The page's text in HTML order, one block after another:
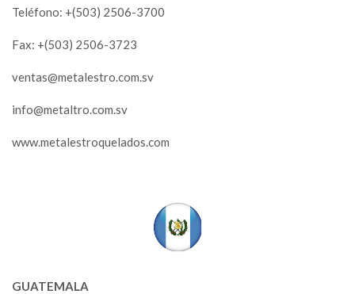
Teléfono: +(503) 2506-3700
Fax: +(503) 2506-3723
ventas@metalestro.com.sv
info@metaltro.com.sv
www.metalestroquelados.com
GUATEMALA